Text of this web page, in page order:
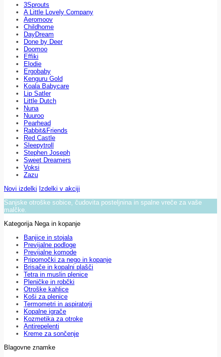
3Sprouts
A Little Lovely Company
Aeromoov
Childhome
DayDream
Done by Deer
Doomoo
Effiki
Elodie
Ergobaby
Kenguru Gold
Koala Babycare
Lip Satler
Little Dutch
Nuna
Nuuroo
Pearhead
Rabbit&Friends
Red Castle
Sleepytroll
Stephen Joseph
Sweet Dreamers
Voksi
Zazu
Novi izdelki Izdelki v akciji
Sanjske otroške sobice, čudovita posteljnina in spalne vreče za vaše
malčke.
Kategorija Nega in kopanje
Banjice in stojala
Previjalne podloge
Previjalne komode
Pripomočki za nego in kopanje
Brisače in kopalni plašči
Tetra in muslin plenice
Pleničke in robčki
Otroške kahlice
Koši za plenice
Termometri in aspiratorji
Kopalne igrače
Kozmetika za otroke
Antirepelenti
Kreme za sončenje
Blagovne znamke